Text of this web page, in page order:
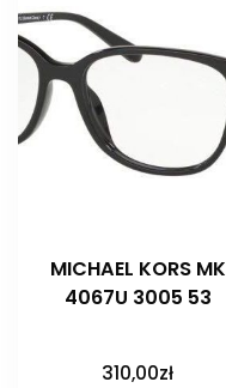
MICHAEL KORS MK
4067U 3005 53
310,00zł